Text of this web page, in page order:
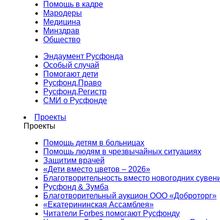
Помощь в кадре
Мародеры
Медицина
Минздрав
Общество
Эндаумент Русфонда
Особый случай
Помогают дети
Русфонд.Право
Русфонд.Регистр
СМИ о Русфонде
Проекты
Проекты
Помощь детям в больницах
Помощь людям в чрезвычайных ситуациях
Защитим врачей
«Дети вместо цветов – 2026»
Благотворительность вместо новогодних
Русфонд & Зумба
Благотворительный аукцион ООО «Доброторг»
«Екатерининская Ассамблея»
Читатели Forbes помогают Русфонду